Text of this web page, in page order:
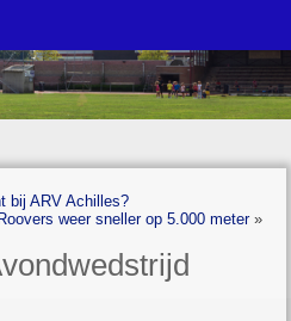
bij ARV Achilles?
weer sneller op 5.000 meter»